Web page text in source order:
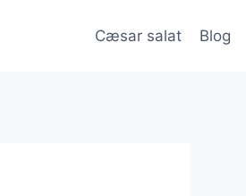
Cæsar salat Blog